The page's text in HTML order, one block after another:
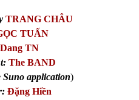
TRANG CHÂU
TUẤN
Dang TN
The BAND
Suno application)
Đặng Hiền